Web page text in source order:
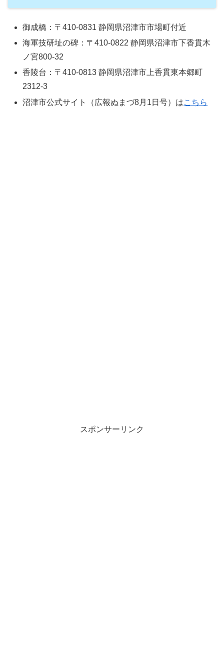
御成橋：〒410-0831 静岡県沼津市市場町付近
海軍技研址の碑：〒410-0822 静岡県沼津市下香貫木
ノ宮800-32
香陵台：〒410-0813 静岡県沼津市上香貫東本郷町
2312-3
沼津市公式サイト（広報ぬまづ8月1日号）はこちら
スポンサーリンク